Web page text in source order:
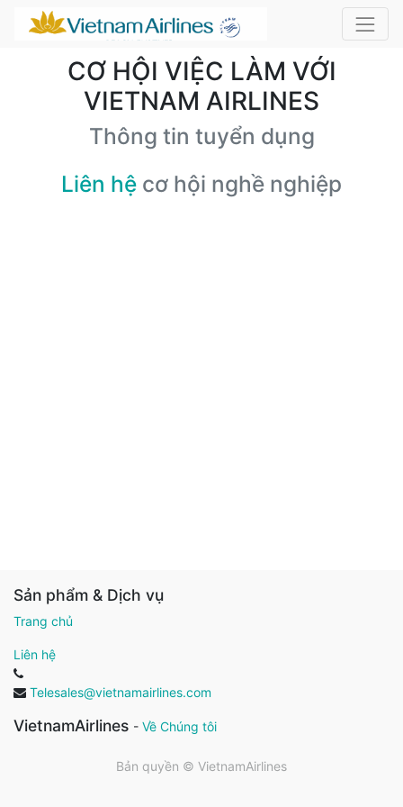
CƠ HỘI VIỆC LÀM VỚI
VIETNAM AIRLINES
Thông tin tuyển dụng
Liên hệ cơ hội nghề nghiệp
Sản phẩm & Dịch vụ
Trang chủ
Liên hệ
Telesales@vietnamairlines.com
VietnamAirlines - Về Chúng tôi
Bản quyền © VietnamAirlines